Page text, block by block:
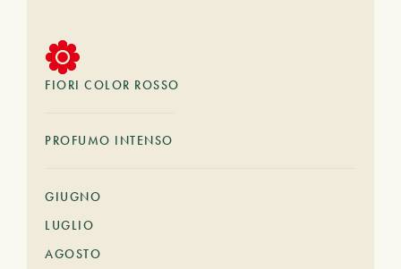
FIORI COLOR ROSSO
PROFUMO INTENSO
GIUGNO
LUGLIO
AGOSTO